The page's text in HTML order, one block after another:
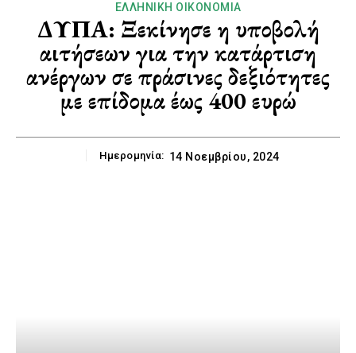
ΕΛΛΗΝΙΚΉ ΟΙΚΟΝΟΜΊΑ
ΔΥΠΑ: Ξεκίνησε η υποβολή
αιτήσεων για την κατάρτιση
ανέργων σε πράσινες δεξιότητες
με επίδομα έως 400 ευρώ
Ημερομηνία: 14 Νοεμβρίου, 2024